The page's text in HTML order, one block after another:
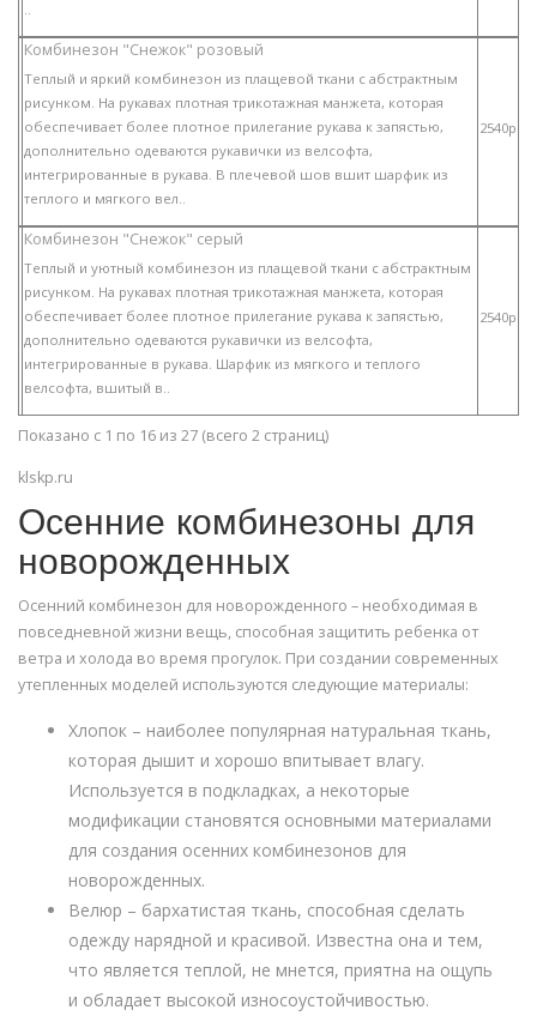
Комбинезон "Снежок" розовый
Теплый и яркий комбинезон из плащевой ткани с абстрактным
рисунком. На рукавах плотная трикотажная манжета, которая
обеспечивает более плотное прилегание рукава к запястью,
дополнительно одеваются рукавички из велсофта,
интегрированные в рукава. В плечевой шов вшит шарфик из
теплого и мягкого вел..
2540p
Комбинезон "Снежок" серый
Теплый и уютный комбинезон из плащевой ткани с абстрактным
рисунком. На рукавах плотная трикотажная манжета, которая
обеспечивает более плотное прилегание рукава к запястью,
дополнительно одеваются рукавички из велсофта,
интегрированные в рукава. Шарфик из мягкого и теплого
велсофта, вшитый в..
2540p
Показано с 1 по 16 из 27 (всего 2 страниц)
klskp.ru
Осенние комбинезоны для
новорожденных
Осенний комбинезон для новорожденного – необходимая в
повседневной жизни вещь, способная защитить ребенка от
ветра и холода во время прогулок. При создании современных
утепленных моделей используются следующие материалы:
Хлопок – наиболее популярная натуральная ткань,
которая дышит и хорошо впитывает влагу.
Используется в подкладках, а некоторые
модификации становятся основными материалами
для создания осенних комбинезонов для
новорожденных.
Велюр – бархатистая ткань, способная сделать
одежду нарядной и красивой. Известна она и тем,
что является теплой, не мнется, приятна на ощупь
и обладает высокой износоустойчивостью.